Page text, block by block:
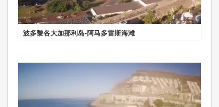
波多黎各大加那利岛-阿马多雷斯海滩